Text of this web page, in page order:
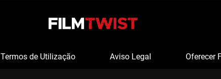
Termos de Utilização Aviso Legal Oferecer